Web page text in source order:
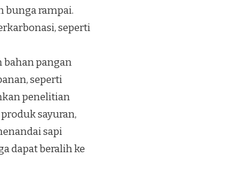
bunga rampai.
seperti
bahan pangan
seperti
penelitian
sayuran,
sapi
dapat beralih ke